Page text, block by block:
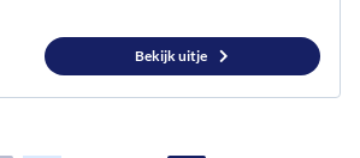
Bekijk uitje